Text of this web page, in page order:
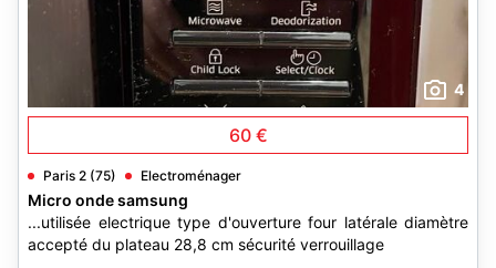
4
60 €
Paris 2 (75) Electroménager
Micro onde samsung
...utilisée electrique type d'ouverture four latérale diamètre
accepté du plateau 28,8 cm sécurité verrouillage